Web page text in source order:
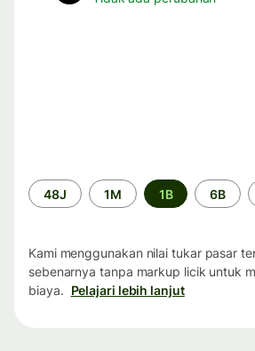
Periode
waktu
48J 1M 1B 6B
Kami menggunakan nilai tukar pasar
sebenarnya tanpa markup licik untuk
biaya. Pelajari lebih lanjut